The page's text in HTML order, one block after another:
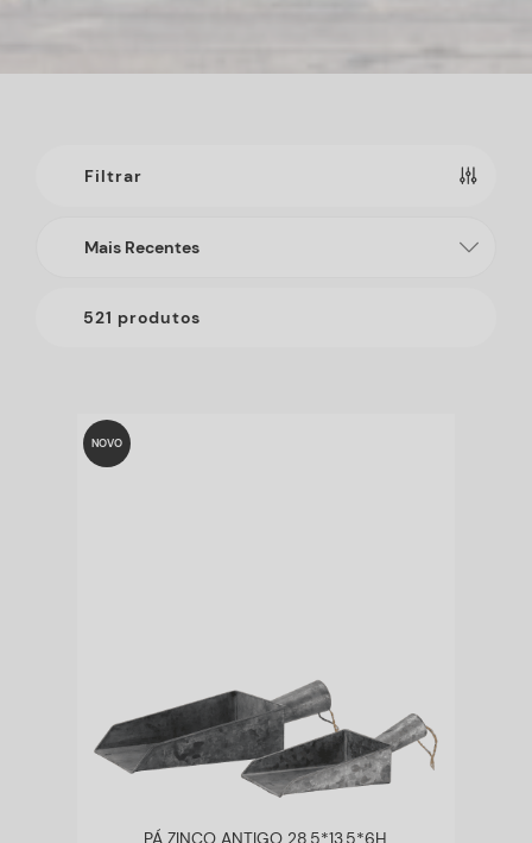
Filtrar
521 produtos
NOVO
PÁ ZINCO ANTIGO 28,5*13,5*6H